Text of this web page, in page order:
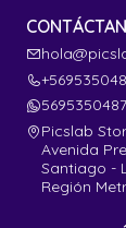
Picslab
Avenida
Santiago -
Región